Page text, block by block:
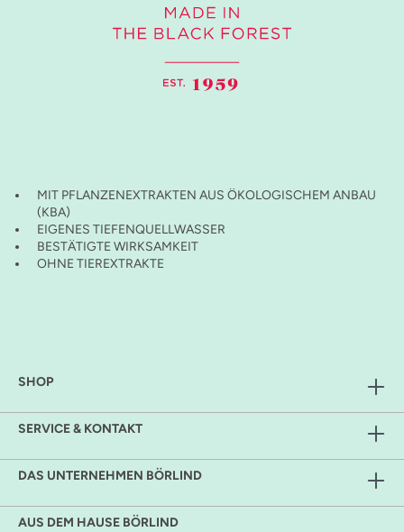
MIT PFLANZENEXTRAKTEN AUS ÖKOLOGISCHEM ANBAU
(KBA)
EIGENES TIEFENQUELLWASSER
BESTÄTIGTE WIRKSAMKEIT
OHNE TIEREXTRAKTE
SHOP
SERVICE & KONTAKT
DAS UNTERNEHMEN BÖRLIND
AUS DEM HAUSE BÖRLIND